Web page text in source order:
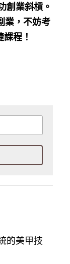
創業斜槓。
業，不妨考
程！
的美甲技